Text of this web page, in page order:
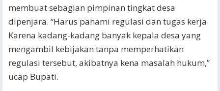
membuat sebagian pimpinan tingkat desa
dipenjara. “Harus pahami regulasi dan tugas kerja.
Karena kadang-kadang banyak kepala desa yang
mengambil kebijakan tanpa memperhatikan
regulasi tersebut, akibatnya kena masalah hukum,”
ucap Bupati.